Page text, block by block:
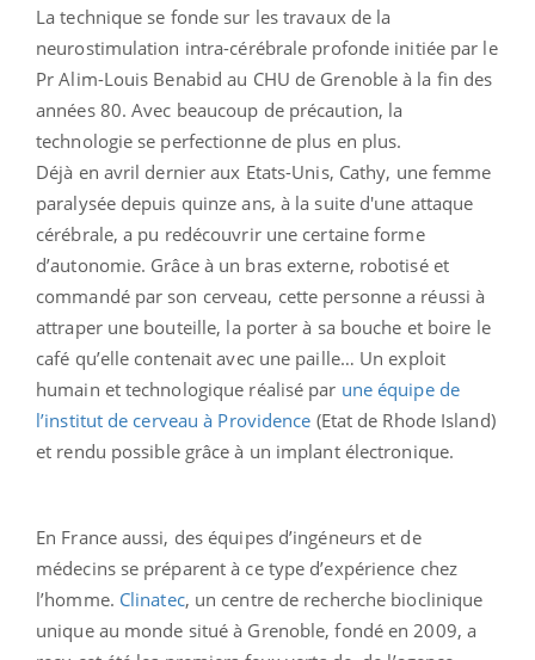
La technique se fonde sur les travaux de la
neurostimulation intra-cérébrale profonde initiée par le
Pr Alim-Louis Benabid au CHU de Grenoble à la fin des
années 80. Avec beaucoup de précaution, la
technologie se perfectionne de plus en plus.
Déjà en avril dernier aux Etats-Unis, Cathy, une femme
paralysée depuis quinze ans, à la suite d'une attaque
cérébrale, a pu redécouvrir une certaine forme
d’autonomie. Grâce à un bras externe, robotisé et
commandé par son cerveau, cette personne a réussi à
attraper une bouteille, la porter à sa bouche et boire le
café qu’elle contenait avec une paille… Un exploit
humain et technologique réalisé par une équipe de
l’institut de cerveau à Providence (Etat de Rhode Island)
et rendu possible grâce à un implant électronique.
En France aussi, des équipes d’ingéneurs et de
médecins se préparent à ce type d’expérience chez
l’homme. Clinatec, un centre de recherche bioclinique
unique au monde situé à Grenoble, fondé en 2009, a